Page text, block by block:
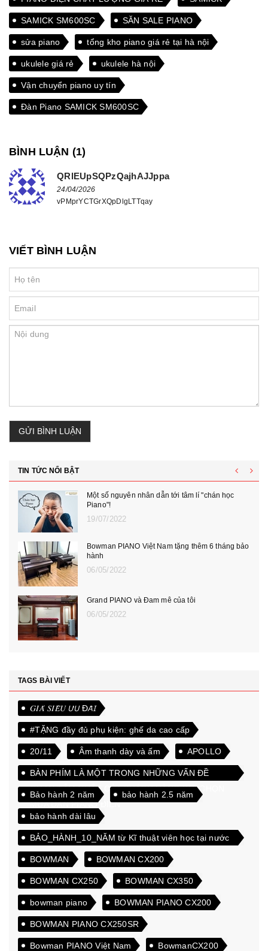
SAMICK SM600SC SĂN SALE PIANO
sửa piano tổng kho piano giá rẻ tại hà nội
ukulele giá rẻ ukulele hà nội
Vận chuyển piano uy tín
Đàn Piano SAMICK SM600SC
BÌNH LUẬN (1)
QRlEUpSQPzQajhAJJppa
24/04/2026
vPMprYCTGrXQpDlgLTTqay
VIẾT BÌNH LUẬN
GỬI BÌNH LUẬN
TIN TỨC NỔI BẬT
Một số nguyên nhân dẫn tới tâm lí "chán học
Piano"!
19/07/2022
Bowman PIANO Việt Nam tặng thêm 6 tháng bảo
hành
06/05/2022
Grand PIANO và Đam mê của tôi
06/05/2022
TAGS BÀI VIẾT
𝐺𝐼𝐴́ 𝑆𝐼𝐸̂𝑈 𝘜̛𝘜 Đ𝘈̃𝘐
#TẶNG đầy đủ phụ kiện: ghế da cao cấp
20/11 Âm thanh dày và ấm APOLLO
BÀN PHÍM LÀ MỘT TRONG NHỮNG VẤN ĐỀ
QUAN TÂM NHẤT CỦA KHÁCH HÀNG KHI CHỌN
MUA ĐÀN PIANO ĐIỆN
Bảo hành 2 năm bảo hành 2.5 năm
bảo hành dài lâu
BẢO_HÀNH_10_NĂM từ Kĩ thuật viên học tại nước
ngoài
BOWMAN BOWMAN CX200
BOWMAN CX250 BOWMAN CX350
bowman piano BOWMAN PIANO CX200
BOWMAN PIANO CX250SR
Bowman PIANO Việt Nam BowmanCX200